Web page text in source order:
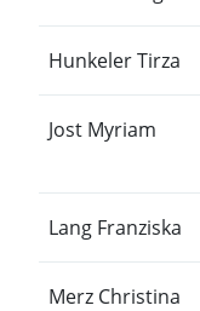
Hunkeler Tirza
Jost Myriam
Lang Franziska
Merz Christina